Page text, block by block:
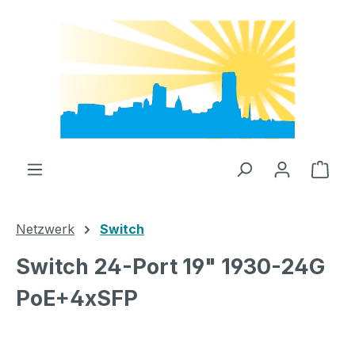
Zum Hauptinhalt springen
Netzwerk Switch
Switch 24-Port 19" 1930-24G
PoE+4xSFP